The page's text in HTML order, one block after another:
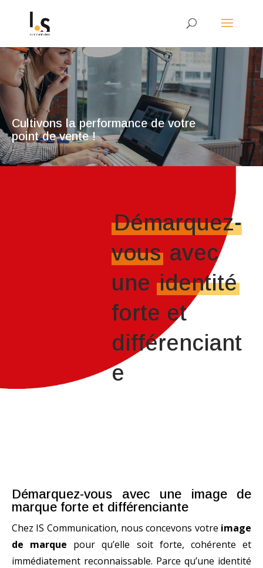
Cultivons la performance de votre
point de vente !
Démarquez-
vous avec
une identité
forte et
différenciant
e
Démarquez-vous avec une image de
marque forte et différenciante
Chez IS Communication, nous concevons votre image
de marque pour qu’elle soit forte, cohérente et
immédiatement reconnaissable. Parce qu’une identité